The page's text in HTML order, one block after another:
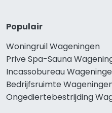
Populair
Woningruil Wageningen
Prive Spa-Sauna
Incassobureau
Bedrijfsruimte
Ongediertebestrijding